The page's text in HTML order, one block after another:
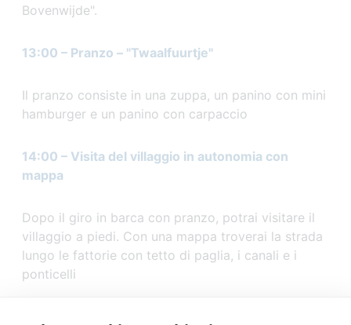
Bovenwijde".
13:00 – Pranzo – "Twaalfuurtje"
Il pranzo consiste in una zuppa, un panino con mini
hamburger e un panino con carpaccio
14:00 – Visita del villaggio in autonomia con
mappa
Dopo il giro in barca con pranzo, potrai visitare il
villaggio a piedi. Con una mappa troverai la strada
lungo le fattorie con tetto di paglia, i canali e i
ponticelli